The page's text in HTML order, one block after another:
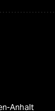
Anhalt